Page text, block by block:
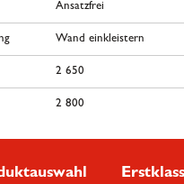
Ansatzfrei
Wand einkleistern
2 650
2 800